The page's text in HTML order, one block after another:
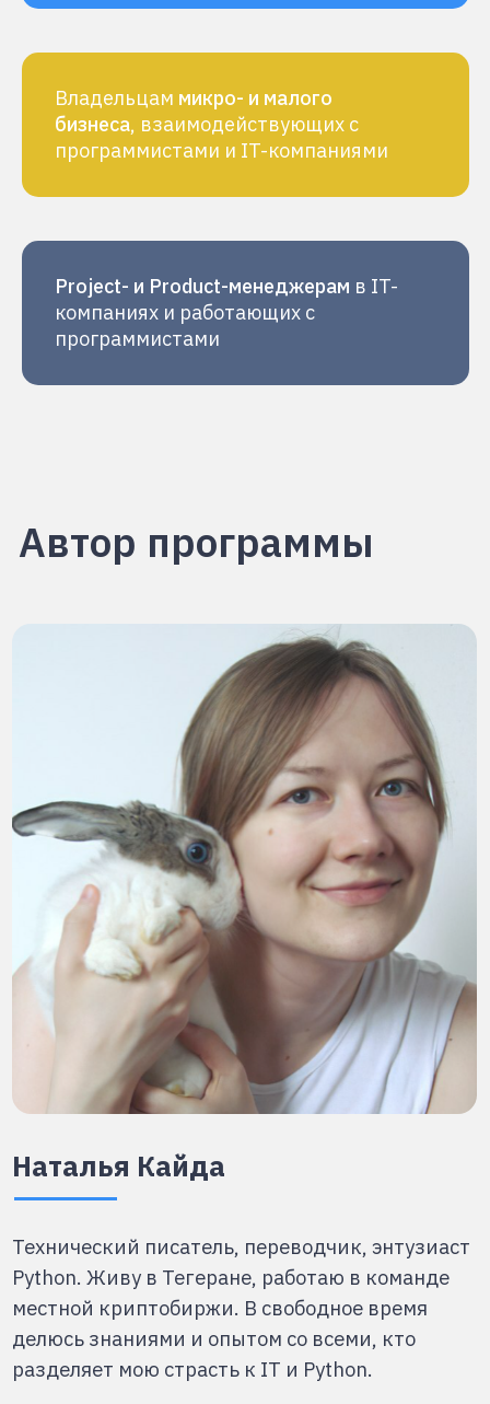
Владельцам микро- и малого
бизнеса, взаимодействующих с
программистами и IT-компаниями
Project- и Product-менеджерам в IT-
компаниях и работающих с
программистами
Наталья Кайда
Технический писатель, переводчик, энтузиаст
Python. Живу в Тегеране, работаю в команде
местной криптобиржи. В свободное время
делюсь знаниями и опытом со всеми, кто
разделяет мою страсть к IT и Python.
Преподаватель